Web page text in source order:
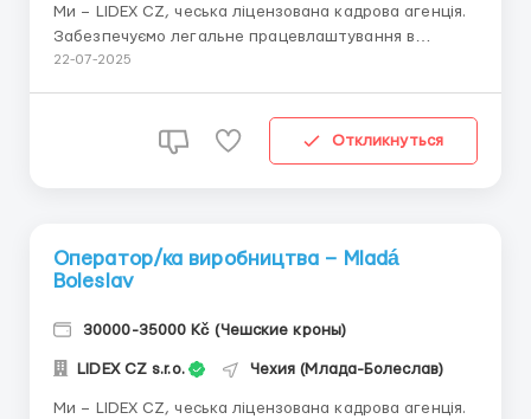
Ми – LIDEX CZ, чеська ліцензована кадрова агенція.
Забезпечуємо легальне працевлаштування в
перевірених компаніях по всій Чехії. Допоможемо з
робочому місці. Чесні умови й особистий підхід — ...
22-07-2025
Откликнуться
Оператор/ка виробництва – Mladá
Boleslav
30000-35000 Kč (Чешские кроны)
LIDEX CZ s.r.o. Чехия (Млада-Болеслав)
Ми – LIDEX CZ, чеська ліцензована кадрова агенція.